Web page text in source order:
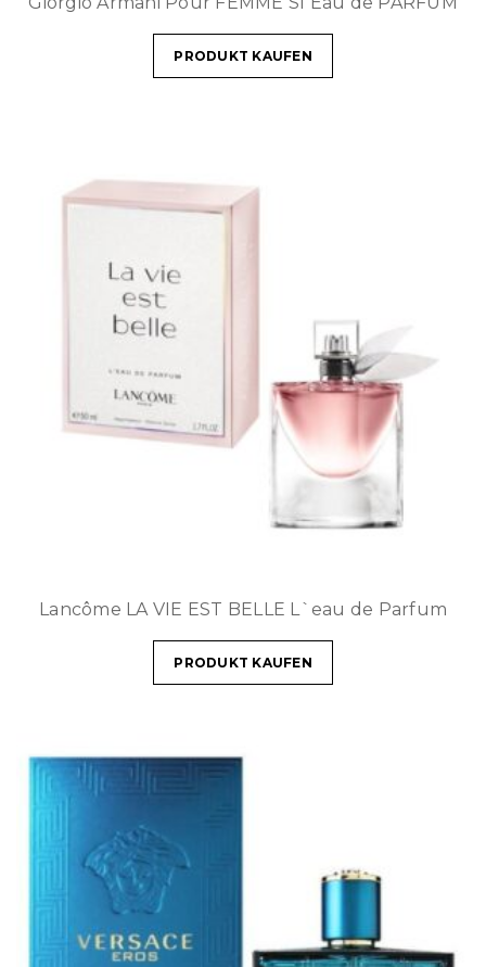
PRODUKT KAUFEN
Lancôme LA VIE EST BELLE L`eau de Parfum
PRODUKT KAUFEN